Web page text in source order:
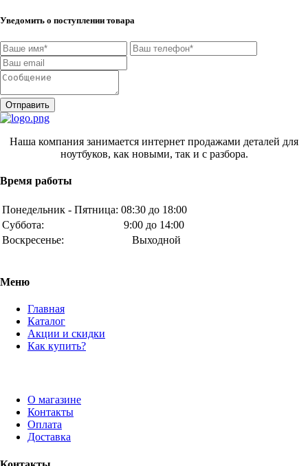
Уведомить о поступлении товара
Отправить
Наша компания занимается интернет продажами деталей для
ноутбуков, как новыми, так и с разбора.
Время работы
Понедельник - Пятница: 08:30 до 18:00
Суббота:
9:00 до 14:00
Воскресенье:
Выходной
Меню
Главная
Каталог
Акции и скидки
Как купить?
О магазине
Контакты
Оплата
Доставка